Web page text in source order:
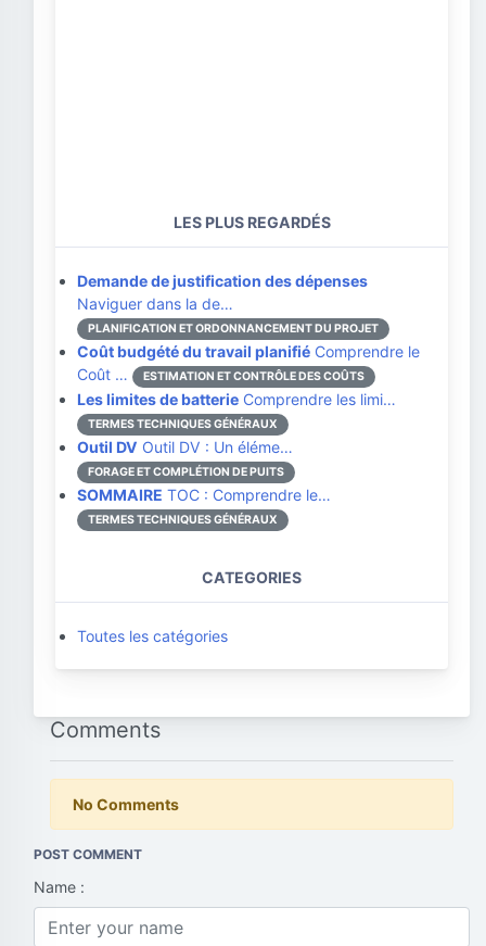
LES PLUS REGARDÉS
Demande de justification des dépenses
Naviguer dans la de…
PLANIFICATION ET ORDONNANCEMENT DU PROJET
Coût budgété du travail planifié Comprendre le
Coût …
ESTIMATION ET CONTRÔLE DES COÛTS
Les limites de batterie Comprendre les limi…
TERMES TECHNIQUES GÉNÉRAUX
Outil DV Outil DV : Un éléme…
FORAGE ET COMPLÉTION DE PUITS
SOMMAIRE TOC : Comprendre le…
TERMES TECHNIQUES GÉNÉRAUX
CATEGORIES
Toutes les catégories
Comments
No Comments
POST COMMENT
Name :